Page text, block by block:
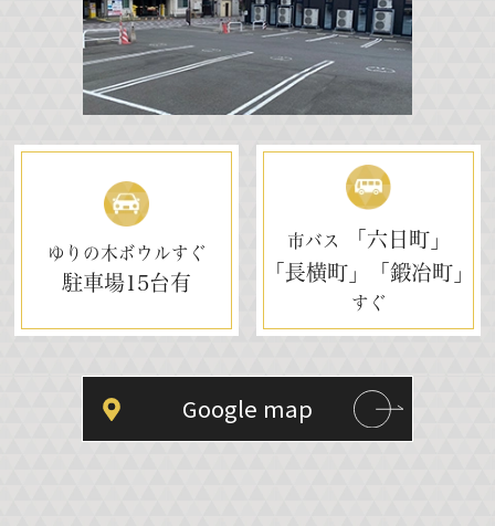
Google map
ゆりの木ボウルすぐ
駐車場15台有
市バス
「六日町」
「長横町」「鍛冶町」
すぐ